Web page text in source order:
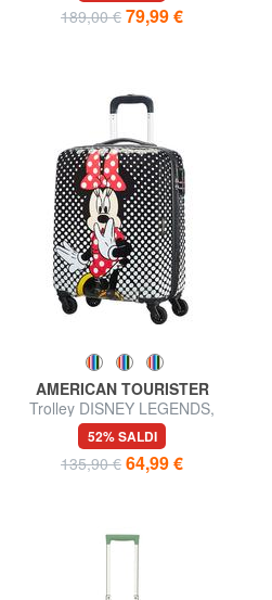
189,00 € 79,99 €
AMERICAN TOURISTER
Trolley DISNEY LEGENDS,
bagaglio a mano
52% SALDI
135,90 € 64,99 €